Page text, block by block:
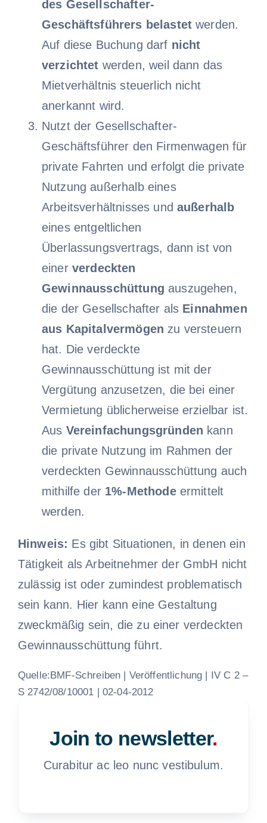
des Gesellschafter-
Geschäftsführers belastet werden.
Auf diese Buchung darf nicht
verzichtet werden, weil dann das
Mietverhältnis steuerlich nicht
anerkannt wird.
Nutzt der Gesellschafter-
Geschäftsführer den Firmenwagen für
private Fahrten und erfolgt die private
Nutzung außerhalb eines
Arbeitsverhältnisses und außerhalb
eines entgeltlichen
Überlassungsvertrags, dann ist von
einer verdeckten
Gewinnausschüttung auszugehen,
die der Gesellschafter als Einnahmen
aus Kapitalvermögen zu versteuern
hat. Die verdeckte
Gewinnausschüttung ist mit der
Vergütung anzusetzen, die bei einer
Vermietung üblicherweise erzielbar ist.
Aus Vereinfachungsgründen kann
die private Nutzung im Rahmen der
verdeckten Gewinnausschüttung auch
mithilfe der 1%-Methodeermittelt
werden.
Hinweis: Es gibt Situationen, in denen ein
Tätigkeit als Arbeitnehmer der GmbH nicht
zulässig ist oder zumindest problematisch
sein kann. Hier kann eine Gestaltung
zweckmäßig sein, die zu einer verdeckten
Gewinnausschüttung führt.
Quelle:BMF-Schreiben | Veröffentlichung | IV C 2 –
S 2742/08/10001 | 02-04-2012
Join to newsletter.
Curabitur ac leo nunc vestibulum.